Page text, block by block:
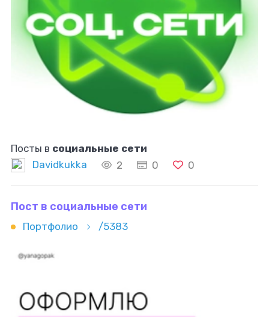
Посты в социальные сети
Davidkukka
2 0 0
Пост в социальные сети
Портфолио /5383